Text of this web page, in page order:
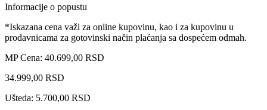
Informacije o popustu
*Iskazana cena važi za online kupovinu, kao i za kupovinu u
prodavnicama za gotovinski način plaćanja sa dospećem odmah.
MP Cena: 40.699,00 RSD
34.999,00 RSD
Ušteda: 5.700,00 RSD